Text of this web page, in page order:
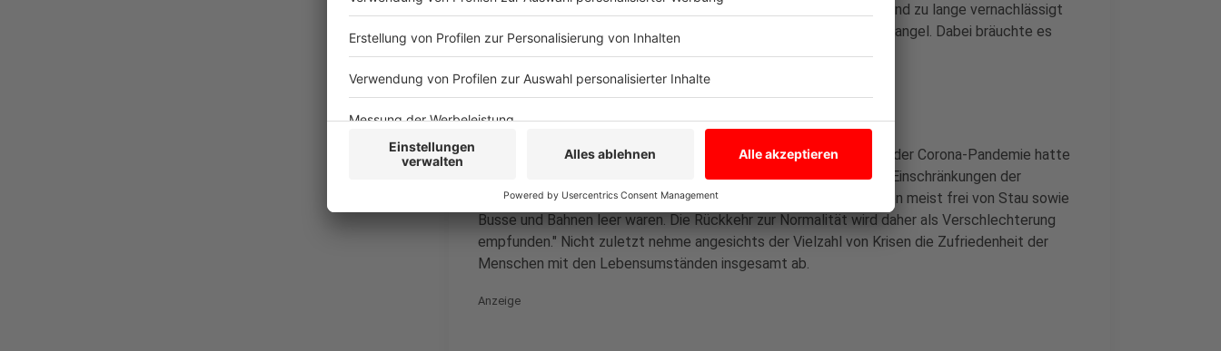
mit der Mobilität in ihrer Stadt. Gerade der Rad- und Fußverkehr sind zu lange vernachlässigt
worden. Und der ÖPNV leidet unter dem derzeitigen Fachkräftemangel. Dabei bräuchte es
dringend mehr Zuverlässigkeit und Kapazitäten", erklärt Suthold.
Hinzu käme auch noch ein psychologischer Effekt, denn während der Corona-Pandemie hatte
das Verkehrsaufkommen vorübergehend deutlich abgenommen. "Einschränkungen der
Mobilität während der Pandemie haben dazu geführt, dass Straßen meist frei von Stau sowie
Busse und Bahnen leer waren. Die Rückkehr zur Normalität wird daher als Verschlechterung
empfunden." Nicht zuletzt nehme angesichts der Vielzahl von Krisen die Zufriedenheit der
Menschen mit den Lebensumständen insgesamt ab.
Anzeige